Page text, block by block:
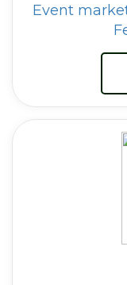
Event